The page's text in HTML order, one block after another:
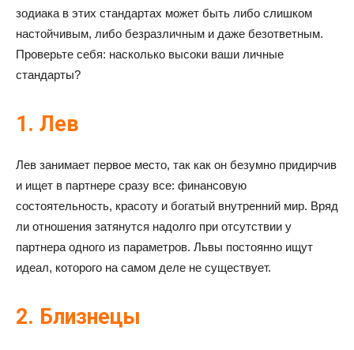
зодиака в этих стандартах может быть либо слишком
настойчивым, либо безразличным и даже безответным.
Проверьте себя: насколько высоки ваши личные
стандарты?
1. Лев
Лев занимает первое место, так как он безумно придирчив
и ищет в партнере сразу все: финансовую
состоятельность, красоту и богатый внутренний мир. Вряд
ли отношения затянутся надолго при отсутствии у
партнера одного из параметров. Львы постоянно ищут
идеал, которого на самом деле не существует.
2. Близнецы